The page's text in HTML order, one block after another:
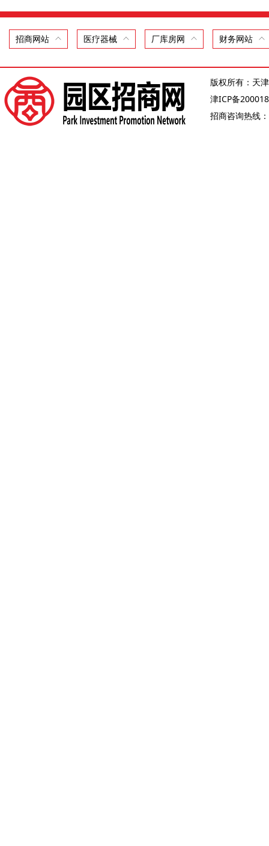
招商网站 医疗器械 厂库房网 财务网站
版权所有：天
津ICP备
招商咨询热线：